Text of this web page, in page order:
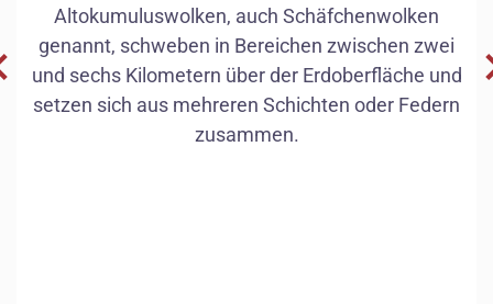
Altokumuluswolken, auch Schäfchenwolken
genannt, schweben in Bereichen zwischen zwei
und sechs Kilometern über der Erdoberfläche und
setzen sich aus mehreren Schichten oder Federn
zusammen.